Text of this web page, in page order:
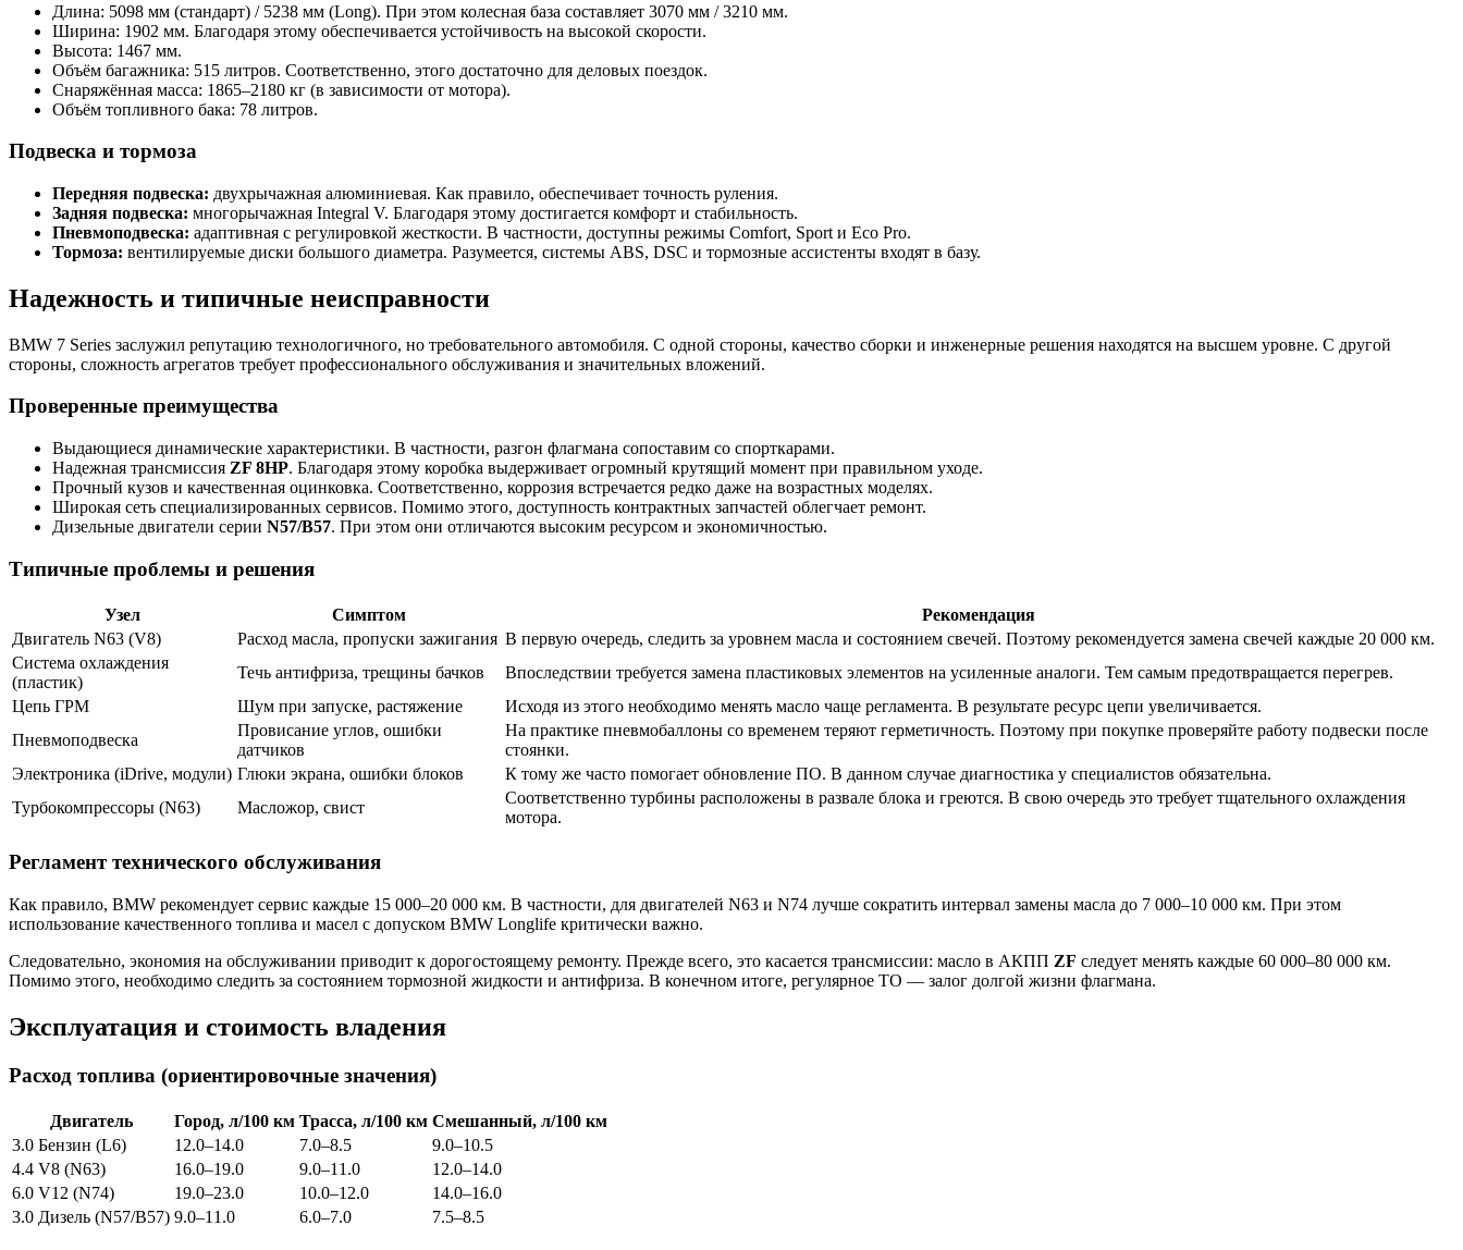
Длина: 5098 мм (стандарт) / 5238 мм (Long). При этом колесная база составляет 3070 мм / 3210 мм.
Ширина: 1902 мм. Благодаря этому обеспечивается устойчивость на высокой скорости.
Высота: 1467 мм.
Объём багажника: 515 литров. Соответственно, этого достаточно для деловых поездок.
Снаряжённая масса: 1865–2180 кг (в зависимости от мотора).
Объём топливного бака: 78 литров.
Подвеска и тормоза
Передняя подвеска: двухрычажная алюминиевая. Как правило, обеспечивает точность руления.
Задняя подвеска: многорычажная Integral V. Благодаря этому достигается комфорт и стабильность.
Пневмоподвеска: адаптивная с регулировкой жесткости. В частности, доступны режимы Comfort, Sport и Eco Pro.
Тормоза: вентилируемые диски большого диаметра. Разумеется, системы ABS, DSC и тормозные ассистенты входят в базу.
Надежность и типичные неисправности
BMW 7 Series заслужил репутацию технологичного, но требовательного автомобиля. С одной стороны, качество сборки и инженерные решения находятся на высшем уровне. С другой
стороны, сложность агрегатов требует профессионального обслуживания и значительных вложений.
Проверенные преимущества
Выдающиеся динамические характеристики. В частности, разгон флагмана сопоставим со спорткарами.
Надежная трансмиссия ZF 8HP. Благодаря этому коробка выдерживает огромный крутящий момент при правильном уходе.
Прочный кузов и качественная оцинковка. Соответственно, коррозия встречается редко даже на возрастных моделях.
Широкая сеть специализированных сервисов. Помимо этого, доступность контрактных запчастей облегчает ремонт.
Дизельные двигатели серии N57/B57. При этом они отличаются высоким ресурсом и экономичностью.
Типичные проблемы и решения
Узел Симптом
Рекомендация
Двигатель N63 (V8)
Расход масла, пропуски зажигания В первую очередь, следить за уровнем масла и состоянием свечей. Поэтому рекомендуется замена свечей каждые 20 000 км.
Система охлаждения
(пластик)
Течь антифриза, трещины бачков
Впоследствии требуется замена пластиковых элементов на усиленные аналоги. Тем самым предотвращается перегрев.
Цепь ГРМ
Шум при запуске, растяжение
Исходя из этого необходимо менять масло чаще регламента. В результате ресурс цепи увеличивается.
Пневмоподвеска
Провисание углов, ошибки
датчиков
На практике пневмобаллоны со временем теряют герметичность. Поэтому при покупке проверяйте работу подвески после
стоянки.
Электроника (iDrive, модули) Глюки экрана, ошибки блоков
К тому же часто помогает обновление ПО. В данном случае диагностика у специалистов обязательна.
Турбокомпрессоры (N63)
Масложор, свист
Соответственно турбины расположены в развале блока и греются. В свою очередь это требует тщательного охлаждения
мотора.
Регламент технического обслуживания
Как правило, BMW рекомендует сервис каждые 15 000–20 000 км. В частности, для двигателей N63 и N74 лучше сократить интервал замены масла до 7 000–10 000 км. При этом
использование качественного топлива и масел с допуском BMW Longlife критически важно.
Следовательно, экономия на обслуживании приводит к дорогостоящему ремонту. Прежде всего, это касается трансмиссии: масло в АКПП ZF следует менять каждые 60 000–80 000 км.
Помимо этого, необходимо следить за состоянием тормозной жидкости и антифриза. В конечном итоге, регулярное ТО — залог долгой жизни флагмана.
Эксплуатация и стоимость владения
Расход топлива (ориентировочные значения)
Двигатель Город, л/100 км Трасса, л/100 км Смешанный, л/100 км
3.0 Бензин (L6)
12.0–14.0 7.0–8.5
9.0–10.5
4.4 V8 (N63)
16.0–19.0 9.0–11.0
12.0–14.0
6.0 V12 (N74)
19.0–23.0 10.0–12.0
14.0–16.0
3.0 Дизель (N57/B57) 9.0–11.0 6.0–7.0 7.5–8.5